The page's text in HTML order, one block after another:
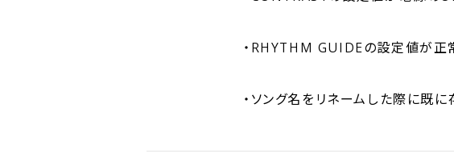
・RHYTHM GUIDEの設定値が正
・ソング名をリネームした際に既